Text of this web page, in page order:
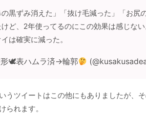
の黒ずみ消えた」「抜け毛減った」「お尻
ど、2年使ってるのにこの効果は感じない
は確実に減った。
形🕊表ハムラ済→輪郭
うツイートはこの他にもありましたが、
られます。